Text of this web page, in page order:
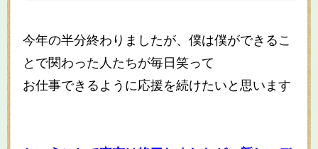
今年の半分終わりましたが、僕は僕ができるこ
とで関わった人たちが毎日笑って
お仕事できるように応援を続けたいと思います